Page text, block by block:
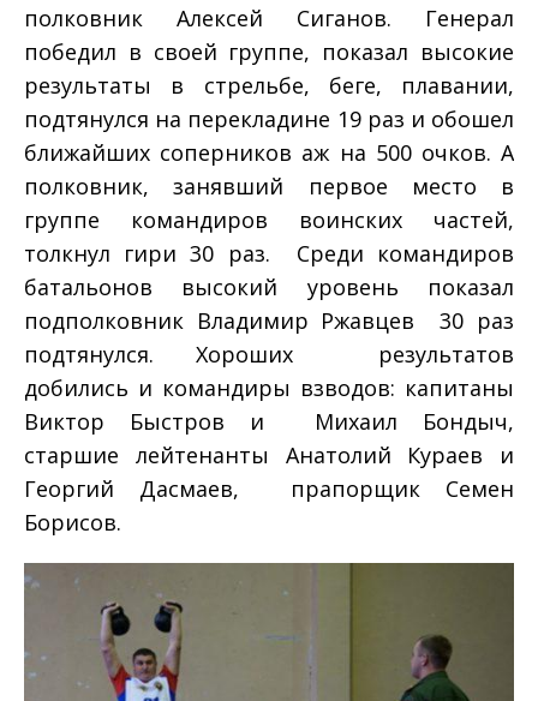
полковник Алексей Сиганов. Генерал
победил в своей группе, показал высокие
результаты в стрельбе, беге, плавании,
подтянулся на перекладине 19 раз и обошел
ближайших соперников аж на 500 очков. А
полковник, занявший первое место в
группе командиров воинских частей,
толкнул гири 30 раз. Среди командиров
батальонов высокий уровень показал
подполковник Владимир Ржавцев ­ 30 раз
подтянулся. Хороших результатов
добились и командиры взводов: капитаны
Виктор Быстров и Михаил Бондыч,
старшие лейтенанты Анатолий Кураев и
Георгий Дасмаев, прапорщик Семен
Борисов.